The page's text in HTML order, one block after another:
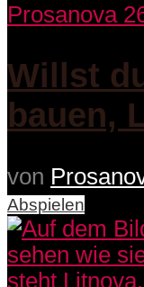
Prosanova
Willst
bauen,
von
Abspielen